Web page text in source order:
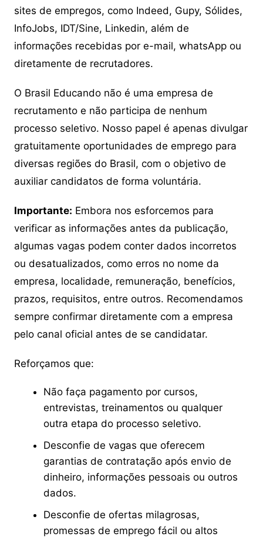
sites de empregos, como Indeed, Gupy, Sólides,
InfoJobs, IDT/Sine, Linkedin, além de
informações recebidas por e-mail, whatsApp ou
diretamente de recrutadores.
O Brasil Educando não é uma empresa de
recrutamento e não participa de nenhum
processo seletivo. Nosso papel é apenas divulgar
gratuitamente oportunidades de emprego para
diversas regiões do Brasil, com o objetivo de
auxiliar candidatos de forma voluntária.
Importante: Embora nos esforcemos para
verificar as informações antes da publicação,
algumas vagas podem conter dados incorretos
ou desatualizados, como erros no nome da
empresa, localidade, remuneração, benefícios,
prazos, requisitos, entre outros. Recomendamos
sempre confirmar diretamente com a empresa
pelo canal oficial antes de se candidatar.
Reforçamos que:
Não faça pagamento por cursos,
entrevistas, treinamentos ou qualquer
outra etapa do processo seletivo.
Desconfie de vagas que oferecem
garantias de contratação após envio de
dinheiro, informações pessoais ou outros
dados.
Desconfie de ofertas milagrosas,
promessas de emprego fácil ou altos